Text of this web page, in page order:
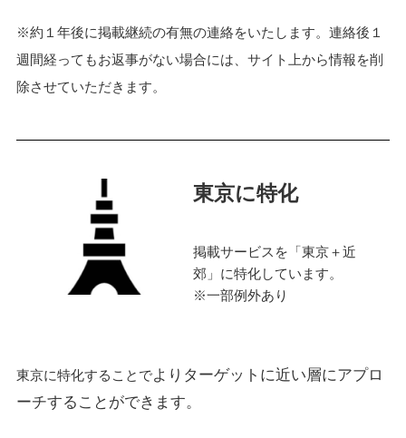
※約１年後に掲載継続の有無の連絡をいたします。連絡後１
週間経ってもお返事がない場合には、サイト上から情報を削
除させていただきます。
東京に特化
掲載サービスを「東京＋近
郊」に特化しています。
※一部例外あり
東京に特化することでよりターゲットに近い層にアプロ
ーチすることができます。